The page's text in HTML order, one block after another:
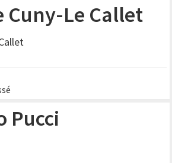
Cuny-Le Callet
Pucci